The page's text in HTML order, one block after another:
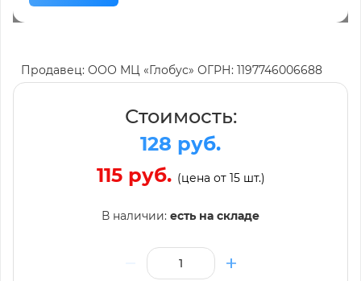
Продавец: ООО МЦ «Глобус» ОГРН: 1197746006688
Стоимость:
128 руб.
115 руб. (цена от 15 шт.)
В наличии: есть на складе